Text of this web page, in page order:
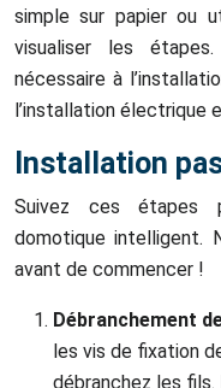
simple sur papier ou
visualiser les
nécessaire à
l’installation électrique
Installation
Suivez ces étapes
domotique intelligent.
avant de commencer !
Débranchement
les vis de fixation
débranchez les